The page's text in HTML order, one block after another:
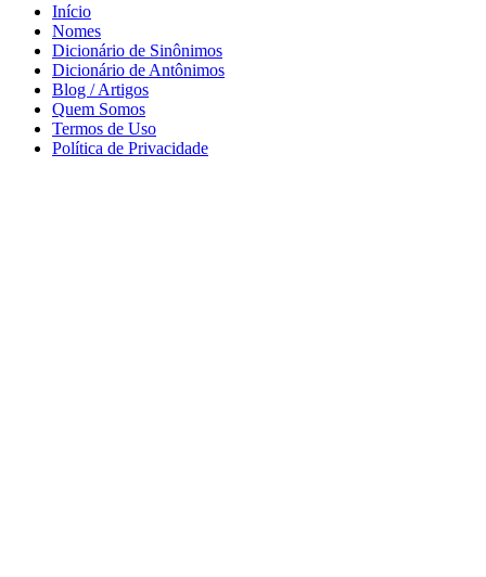
Início
Nomes
Dicionário de Sinônimos
Dicionário de Antônimos
Blog / Artigos
Quem Somos
Termos de Uso
Política de Privacidade